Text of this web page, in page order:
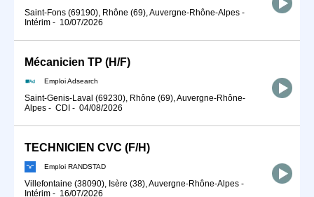
Saint-Fons (69190), Rhône (69), Auvergne-Rhône-Alpes -
Intérim - 10/07/2026
Mécanicien TP (H/F)
Emploi Adsearch
Saint-Genis-Laval (69230), Rhône (69), Auvergne-Rhône-
Alpes - CDI - 04/08/2026
TECHNICIEN CVC (F/H)
Emploi RANDSTAD
Villefontaine (38090), Isère (38), Auvergne-Rhône-Alpes -
Intérim - 16/07/2026